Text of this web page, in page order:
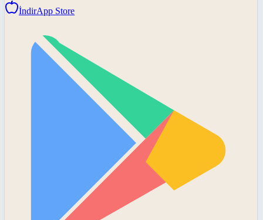
İndirApp Store